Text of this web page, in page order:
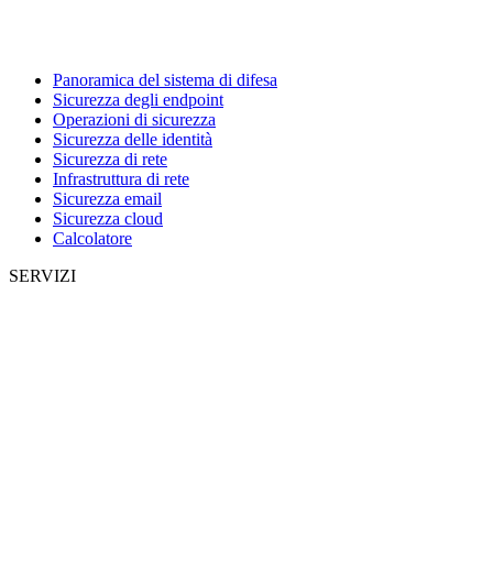
Panoramica del sistema di difesa
Sicurezza degli endpoint
Operazioni di sicurezza
Sicurezza delle identità
Sicurezza di rete
Infrastruttura di rete
Sicurezza email
Sicurezza cloud
Calcolatore
SERVIZI